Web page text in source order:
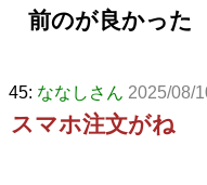
前のが良かった
45: ななしさん 2025/08/
スマホ注文がね